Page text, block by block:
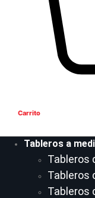
Carrito
Tableros a
Tableros
Tableros
Tableros